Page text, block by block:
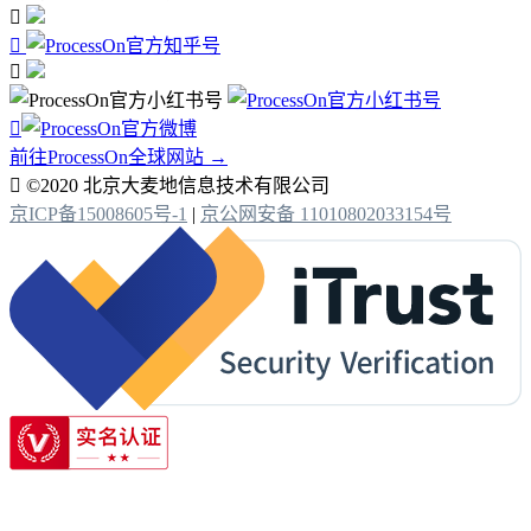




前往ProcessOn全球网站 →
 ©2020 北京大麦地信息技术有限公司
京ICP备15008605号-1 | 京公网安备 11010802033154号